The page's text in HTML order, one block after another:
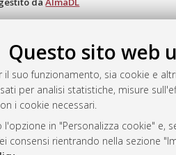
Questo sito web
suo funzionamento, sia cookie e
per analisi statistiche, misure
i cookie necessari.
in "Personalizza cookie"
consensi rientrando nella sezione